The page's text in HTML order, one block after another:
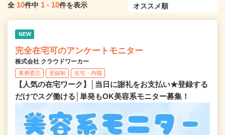
全 10件中 1 - 10件を表示
NEW
完全在宅可のアンケートモニター
株式会社 クラウドワーカー
業務委託 登録制 在宅・内職
【人気の在宅ワーク】│当日に謝礼をお支払い★登録する
だけでスグ働ける│単発もOK美容系モニター募集！